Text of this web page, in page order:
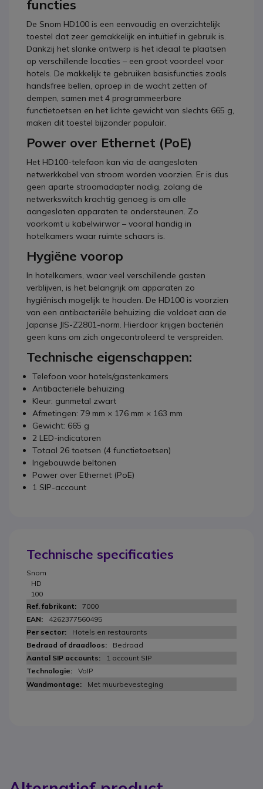
functies
De Snom HD100 is een eenvoudig en overzichtelijk
toestel dat zeer gemakkelijk en intuïtief in gebruik is.
Dankzij het slanke ontwerp is het ideaal te plaatsen
op verschillende locaties – een groot voordeel voor
hotels. De makkelijk te gebruiken basisfuncties zoals
handsfree bellen, oproep in de wacht zetten of
dempen, samen met 4 programmeerbare
functietoetsen en het lichte gewicht van slechts 665 g,
maken dit toestel bijzonder populair.
Power over Ethernet (PoE)
Het HD100-telefoon kan via de aangesloten
netwerkkabel van stroom worden voorzien. Er is dus
geen aparte stroomadapter nodig, zolang de
netwerkswitch krachtig genoeg is om alle
aangesloten apparaten te ondersteunen. Zo
voorkomt u kabelwirwar – vooral handig in
hotelkamers waar ruimte schaars is.
Hygiëne voorop
In hotelkamers, waar veel verschillende gasten
verblijven, is het belangrijk om apparaten zo
hygiënisch mogelijk te houden. De HD100 is voorzien
van een antibacteriële behuizing die voldoet aan de
Japanse JIS-Z2801-norm. Hierdoor krijgen bacteriën
geen kans om zich ongecontroleerd te verspreiden.
Technische eigenschappen:
Telefoon voor hotels/gastenkamers
Antibacteriële behuizing
Kleur: gunmetal zwart
Afmetingen: 79 mm × 176 mm × 163 mm
Gewicht: 665 g
2 LED-indicatoren
Totaal 26 toetsen (4 functietoetsen)
Ingebouwde beltonen
Power over Ethernet (PoE)
1 SIP-account
Technische specificaties
Snom
HD
100
7000
4262377560495
Hotels en restaurants
Bedraad
1 account SIP
VoIP
Met muurbevesteging